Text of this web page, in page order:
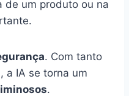
de um produto ou na
. Com tanto
a IA se torna um
.